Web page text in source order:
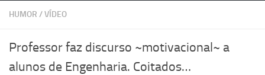
HUMOR /VÍDEO
Professor faz discurso ~motivacional~ a
alunos de Engenharia. Coitados…